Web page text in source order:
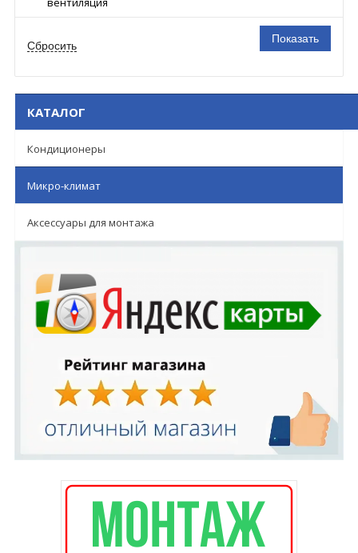
КАТАЛОГ
Кондиционеры
Микро-климат
Аксессуары для монтажа